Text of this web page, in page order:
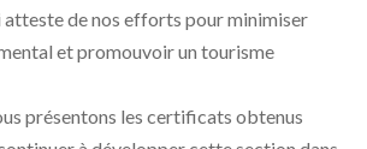
atteste de nos efforts pour minimiser
et promouvoir un tourisme
présentons les certificats obtenus